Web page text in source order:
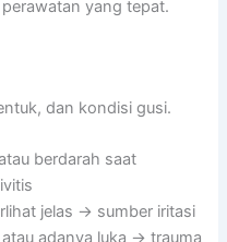
yang tepat.
dan kondisi gusi.
berdarah saat
jelas → sumber iritasi
adanya luka → trauma